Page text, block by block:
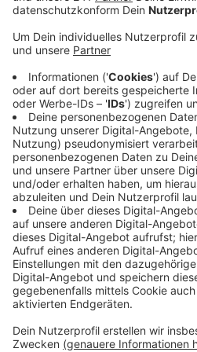
Club am Freitag mitgeteilt.
Veröffentlicht:Freitag,
Anzeige
Ein zweites Mitglied liegt nach
mit schweren Verletzungen im
bedrückenden Situation sehe
Lage, ein fröhliches und
zu organisieren, sagt der
Nach der Absage hoffe man
das Mitgefühl der Besucher,
dem Flugplatzfest gekommen
Der Motorsegler war letzten
der Nähe von Olpe abgestürzt.
Anzeige